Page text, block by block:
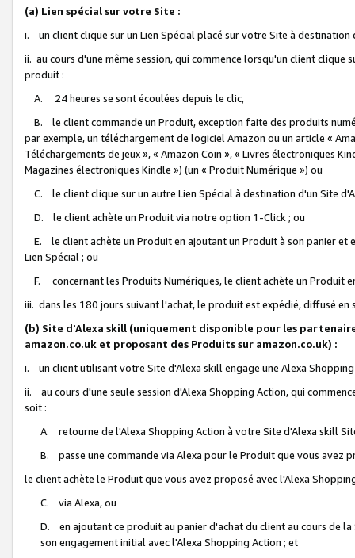
(a) Lien spécial sur votre Site :
i. un client clique sur un Lien Spécial placé sur votre Site à destination
ii. au cours d'une même session, qui commence lorsqu'un client
produit :
A. 24 heures se sont écoulées depuis le clic,
B. le client commande un Produit, exception faite des produits
par exemple, un téléchargement de logiciel Amazon ou un article «
Téléchargements de jeux », « Amazon Coin », « Livres électroniques
Magazines électroniques Kindle ») (un « Produit Numérique ») ou
C. le client clique sur un autre Lien Spécial à destination d'un Site
D. le client achète un Produit via notre option 1-Click ; ou
E. le client achète un Produit en ajoutant un Produit à son panier et
Lien Spécial ; ou
F. concernant les Produits Numériques, le client achète un Produit
iii. dans les 180 jours suivant l'achat, le produit est expédié, diffusé
(b) Site d'Alexa skill (uniquement disponible pour les
amazon.co.uk et proposant des Produits sur amazon.co.uk) :
i. un client utilisant votre Site d'Alexa skill engage une Alexa
ii. au cours d'une seule session d'Alexa Shopping Action, qui
soit :
A. retourne de l'Alexa Shopping Action à votre Site d'Alexa skill
B. passe une commande via Alexa pour le Produit que vous avez
le client achète le Produit que vous avez proposé avec l'Alexa
C. via Alexa, ou
D. en ajoutant ce produit au panier d'achat du client au cours de
son engagement initial avec l'Alexa Shopping Action ; et